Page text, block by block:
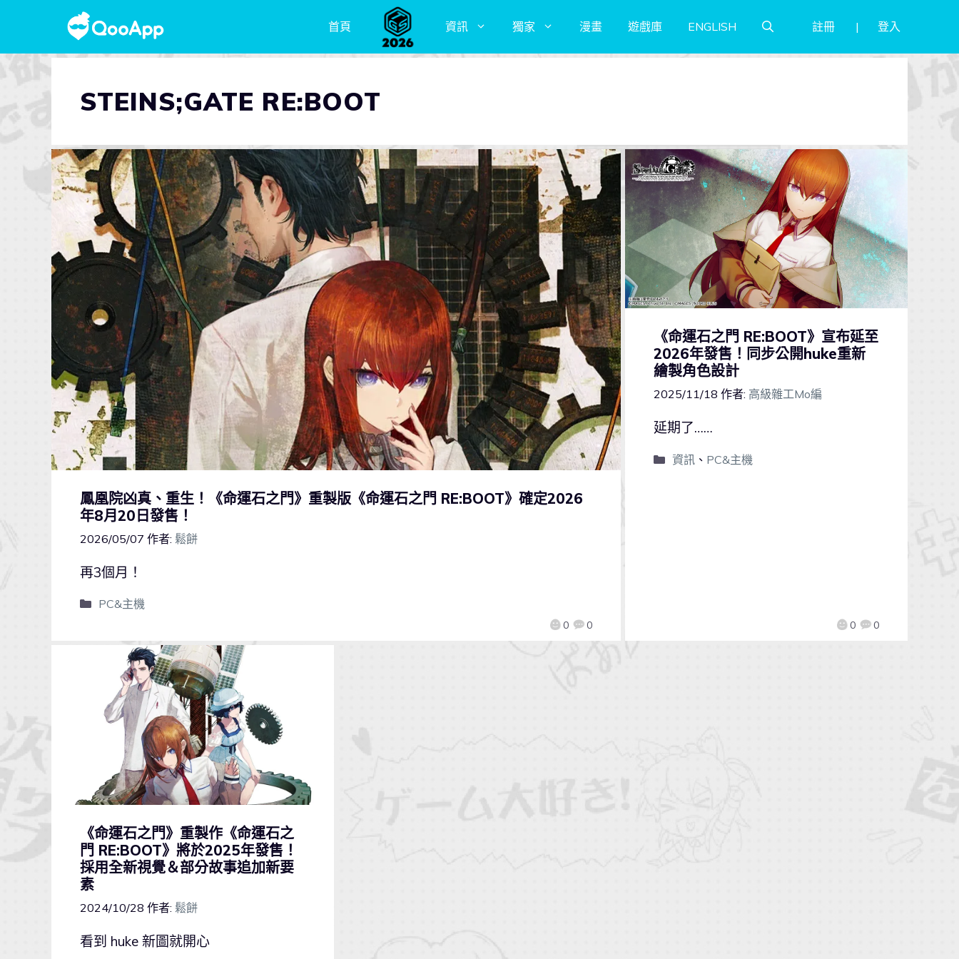
首頁 資訊 獨家 漫畫 遊戲庫 ENGLISH 註冊 登入
STEINS;GATE RE:BOOT
鳳凰院凶真、重生！《命運石之門》重製版《命運石之門 RE:BOOT》確定2026
年8月20日發售！
2026/05/07 作者: 鬆餅
0 0
再3個月！
PC&主機
《命運石之門 RE:BOOT》宣布延至
2026年發售！同步公開huke重新
繪製角色設計
2025/11/18 作者: 高級雜工Mo編
0 0
延期了……
資訊、 PC&主機
《命運石之門》重製作《命運石之
門 RE:BOOT》將於2025年發售！
採用全新視覺＆部分故事追加新要
素
2024/10/28 作者: 鬆餅
看到 huke 新圖就開心